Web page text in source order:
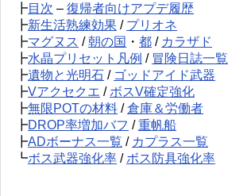
┣目次 – 復帰者向けアプデ履歴
┣新生活熟練効果 / プリオネ
┣マグヌス /朝の国 ・ 都 / カラザド
┣水晶プリセット凡例 / 冒険日誌一覧
┣遺物と光明石 / ゴッドアイド武器
┣Vアクセクエ / ボスV確定強化
┣無限POTの材料 /倉庫＆労働者
┣DROP率増加バフ /重帆船
┣ADボーナス一覧 / カプラス一覧
┗ボス武器強化率 / ボス防具強化率